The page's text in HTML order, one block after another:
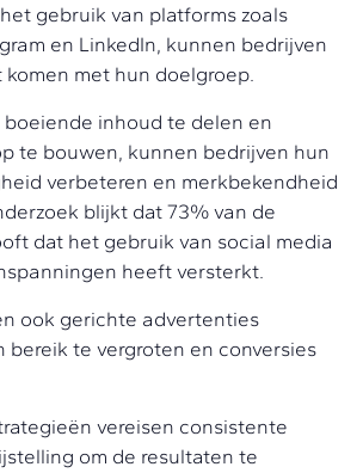
gebruik van platforms zoals
en LinkedIn, kunnen bedrijven
met hun doelgroep.
boeiende inhoud te delen en
te bouwen, kunnen bedrijven hun
verbeteren en merkbekendheid
blijkt dat 73% van de
dat het gebruik van social media
heeft versterkt.
ook gerichte advertenties
bereik te vergroten en conversies
vereisen consistente
om de resultaten te